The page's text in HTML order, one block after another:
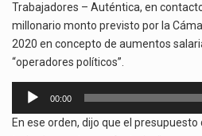
Trabajadores – Auténtica, en
millonario monto previsto por la
2020 en concepto de aumentos
“operadores políticos”.
Reproductor
audio
00:00
En ese orden, dijo que el